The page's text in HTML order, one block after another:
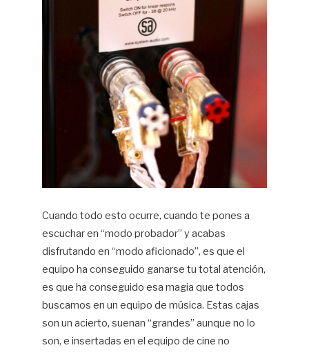
Cuando todo esto ocurre, cuando te pones a
escuchar en “modo probador” y acabas
disfrutando en “modo aficionado”, es que el
equipo ha conseguido ganarse tu total atención,
es que ha conseguido esa magia que todos
buscamos en un equipo de música. Estas cajas
son un acierto, suenan “grandes” aunque no lo
son, e insertadas en el equipo de cine no